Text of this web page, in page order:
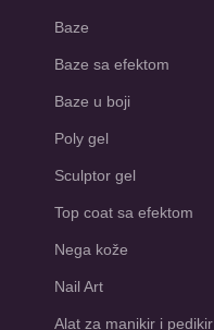
Baze
Baze sa efektom
Baze u boji
Poly gel
Sculptor gel
Top coat sa efektom
Nega kože
Nail Art
Alat za manikir i pedikir